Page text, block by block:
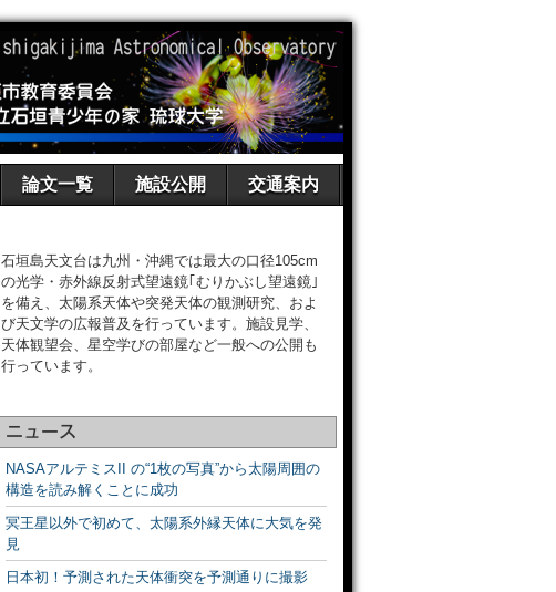
論文一覧 施設公開 交通案内
石垣島天文台は九州・沖縄では最大の口径105cm
の光学・赤外線反射式望遠鏡｢むりかぶし望遠鏡｣
を備え、太陽系天体や突発天体の観測研究、およ
び天文学の広報普及を行っています。施設見学、
天体観望会、星空学びの部屋など一般への公開も
行っています。
ニュース
NASAアルテミスII の“1枚の写真”から太陽周囲の
構造を読み解くことに成功
冥王星以外で初めて、太陽系外縁天体に大気を発
見
日本初！予測された天体衝突を予測通りに撮影